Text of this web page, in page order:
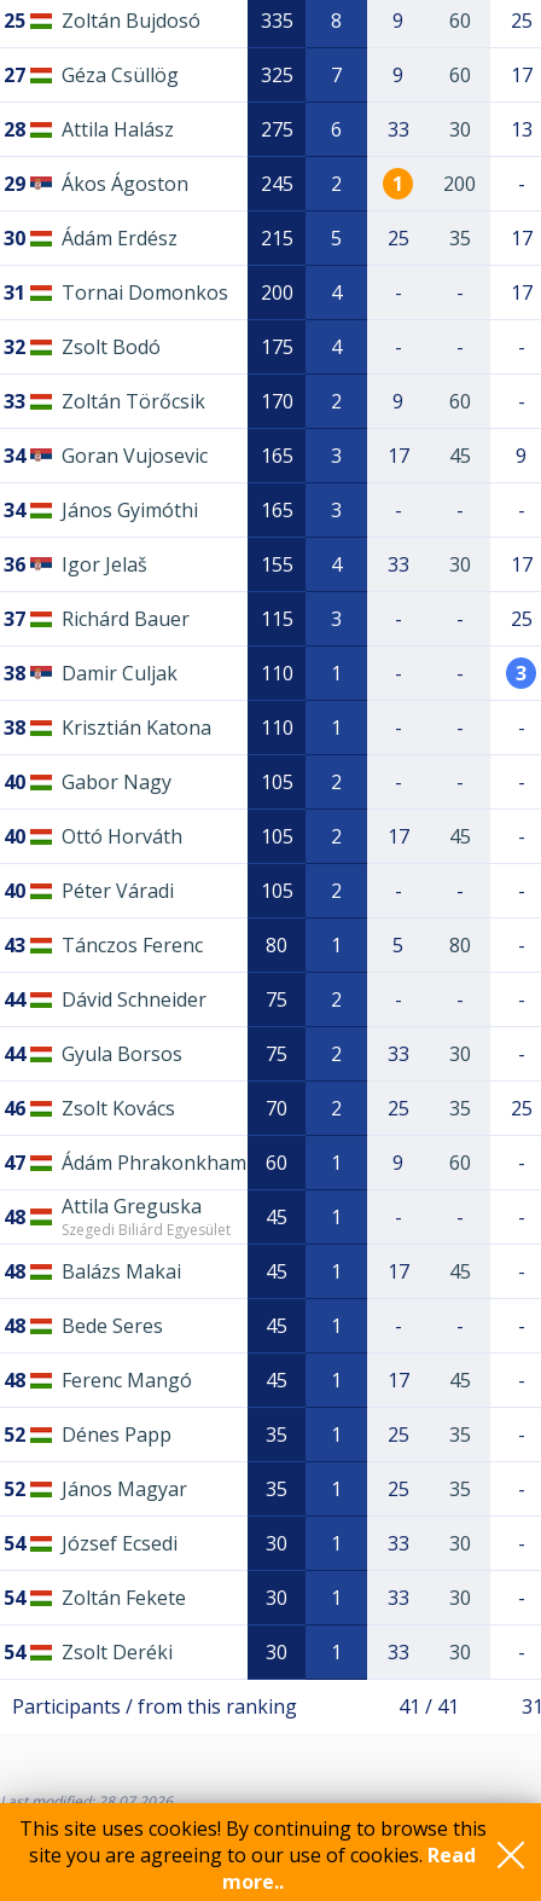
This site uses cookies! By continuing to browse this
site you are agreeing to our use of cookies. Read
more..
25 Zoltán Bujdosó 335 8 9 60 25
27 Géza Csüllög 325 7 9 60 17
28 Attila Halász 275 6 33 30 13
29 Ákos Ágoston 245 2 1 200 -
30 Ádám Erdész 215 5 25 35 17
31 Tornai Domonkos 200 4 - - 17
32 Zsolt Bodó 175 4 - - -
33 Zoltán Törőcsik 170 2 9 60 -
34 Goran Vujosevic 165 3 17 45 9
34 János Gyimóthi 165 3 - - -
36 Igor Jelaš 155 4 33 30 17
37 Richárd Bauer 115 3 - - 25
38 Damir Culjak 110 1 - - 3
38 Krisztián Katona 110 1 - - -
40 Gabor Nagy 105 2 - - -
40 Ottó Horváth 105 2 17 45 -
40 Péter Váradi 105 2 - - -
43 Tánczos Ferenc 80 1 5 80 -
44 Dávid Schneider 75 2 - - -
44 Gyula Borsos 75 2 33 30 -
46 Zsolt Kovács 70 2 25 35 25
47 Ádám Phrakonkham 60 1 9 60 -
48 Attila Greguska
Szegedi Biliárd Egyesület 45 1 - - -
48 Balázs Makai 45 1 17 45 -
48 Bede Seres 45 1 - - -
48 Ferenc Mangó 45 1 17 45 -
52 Dénes Papp 35 1 25 35 -
52 János Magyar 35 1 25 35 -
54 József Ecsedi 30 1 33 30 -
54 Zoltán Fekete 30 1 33 30 -
54 Zsolt Deréki 30 1 33 30 -
Participants / from this ranking 41 / 41
Last modified: 28.07.2026
Feedback